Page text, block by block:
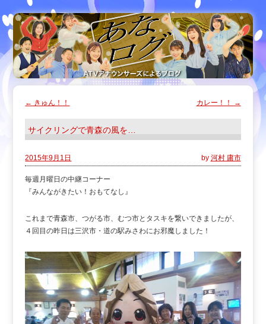
← きゅん！！ カレー！！ →
サイクリングで青森の風を…
2015年9月1日 by 河村 庸市
毎週月曜日の中継コーナー
『みんながきたい！おもてなし』
これまで青森市、つがる市、むつ市とタスキを繋いできましたが、
４回目の昨日は三沢市・道の駅みさわにお邪魔しました！